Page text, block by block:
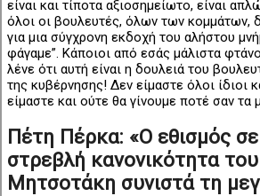
είναι και τίποτα αξιοσημείωτο, είναι
όλοι οι βουλευτές, όλων των κομμάτων,
για μια σύγχρονη εκδοχή του αλήστου
φάγαμε”. Κάποιοι από εσάς μάλιστα
λένε ότι αυτή είναι η δουλειά του
της κυβέρνησης! Δεν είμαστε όλοι ίδιοι
είμαστε και ούτε θα γίνουμε ποτέ σαν τα
Πέτη Πέρκα: «Ο εθισμός
στρεβλή κανονικότητα
Μητσοτάκη συνιστά τη